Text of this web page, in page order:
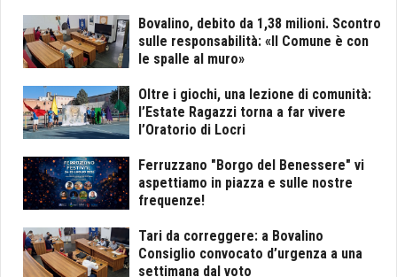
Bovalino, debito da 1,38 milioni. Scontro
sulle responsabilità: «Il Comune è con
le spalle al muro»
Oltre i giochi, una lezione di comunità:
l’Estate Ragazzi torna a far vivere
l’Oratorio di Locri
Ferruzzano "Borgo del Benessere" vi
aspettiamo in piazza e sulle nostre
frequenze!
Tari da correggere: a Bovalino
Consiglio convocato d’urgenza a una
settimana dal voto